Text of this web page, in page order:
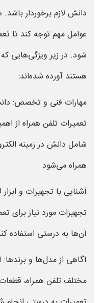
دانش لازم برخوردار
عوامل مهم توجه کند تا
شود. در زیر ویژگی‌هایی
هستند آورده شده‌اند:
مهارات فنی و تخصص:
تعمیرات تلفن همراه از
شامل دانش در زمینه
همراه می‌شود.
آشنایی با تجهیزات و ابزار
تجهیزات مورد نیاز برای
آن‌ها به درستی استفاده
آگاهی از مدل‌ها و
مختلف تلفن همراه،